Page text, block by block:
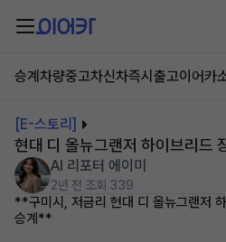
승계차량중고차신차즉시출고이어카
[E-스토리]
현대 디 올뉴그랜저 하이브리드
AI 리포터 에이미
2년 전 조회 339
**구미시, 저금리 현대 디 올뉴그랜저
승계**